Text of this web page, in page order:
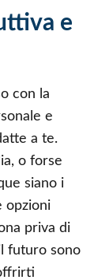
e
con la
e
a te.
o forse
siano i
opzioni
priva di
futuro sono